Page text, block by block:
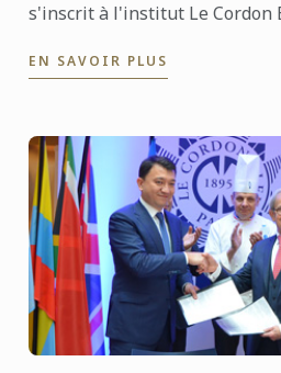
s'inscrit à l'institut Le Cordon
le ...
EN SAVOIR PLUS